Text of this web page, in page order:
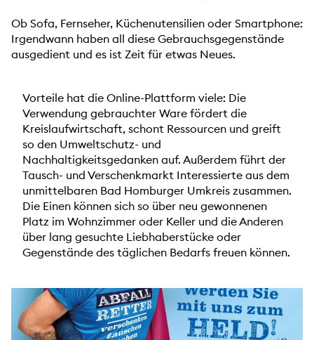
Ob Sofa, Fernseher, Küchenutensilien oder Smartphone:
Irgendwann haben all diese Gebrauchsgegenstände
ausgedient und es ist Zeit für etwas Neues.
Vorteile hat die Online-Plattform viele: Die
Verwendung gebrauchter Ware fördert die
Kreislaufwirtschaft, schont Ressourcen und greift
so den Umweltschutz- und
Nachhaltigkeitsgedanken auf. Außerdem führt der
Tausch- und Verschenkmarkt Interessierte aus dem
unmittelbaren Bad Homburger Umkreis zusammen.
Die Einen können sich so über neu gewonnenen
Platz im Wohnzimmer oder Keller und die Anderen
über lang gesuchte Liebhaberstücke oder
Gegenstände des täglichen Bedarfs freuen können.